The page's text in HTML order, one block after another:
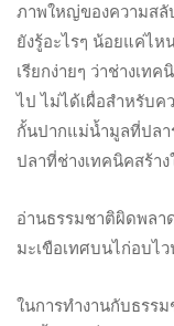
ภาพใหญ่ของความสลั
ยังรู้อะไรๆ น้อยแค่ไ
เรียกง่ายๆ ว่าช่างเท
ไป ไม่ได้เผื่อสำหรับค
กั้นปากแม่น้ำมูลที่ปลา
ปลาที่ช่างเทคนิคสร้า
อ่านธรรมชาติผิดพลา
มะเขือเทศบนไก่อบไ
ในการทำงานกับธรร